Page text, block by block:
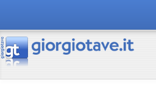
connect gt